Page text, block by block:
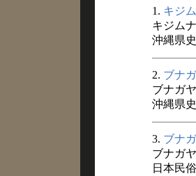
1. キジ
キジム
沖縄県
2. ブナ
ブナガ
沖縄県
3. ブナ
ブナガ
日本民